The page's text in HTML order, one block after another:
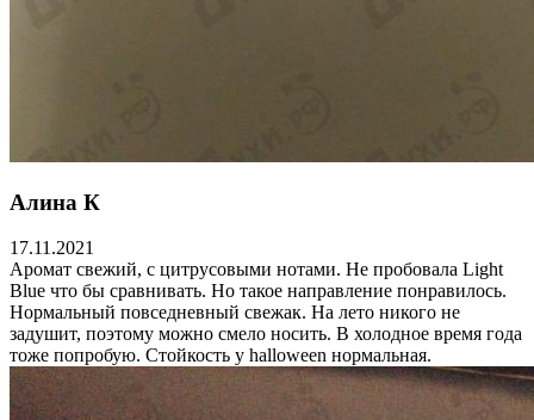
Алина К
17.11.2021
Аромат свежий, с цитрусовыми нотами. Не пробовала Light
Blue что бы сравнивать. Но такое направление понравилось.
Нормальный повседневный свежак. На лето никого не
задушит, поэтому можно смело носить. В холодное время года
тоже попробую. Стойкость у halloween нормальная.